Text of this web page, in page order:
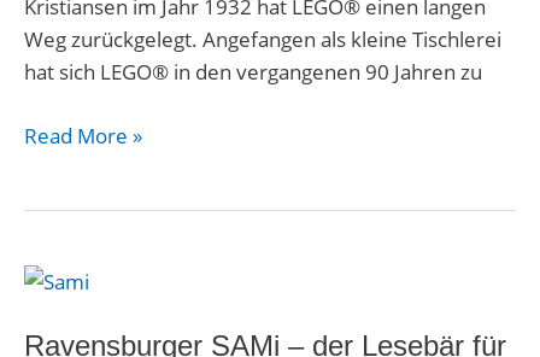
Weg zurückgelegt. Angefangen als kleine Tischlerei
hat sich LEGO® in den vergangenen 90 Jahren zu
Read More »
Ravensburger SAMi – der Lesebär für
Ravensburger
–